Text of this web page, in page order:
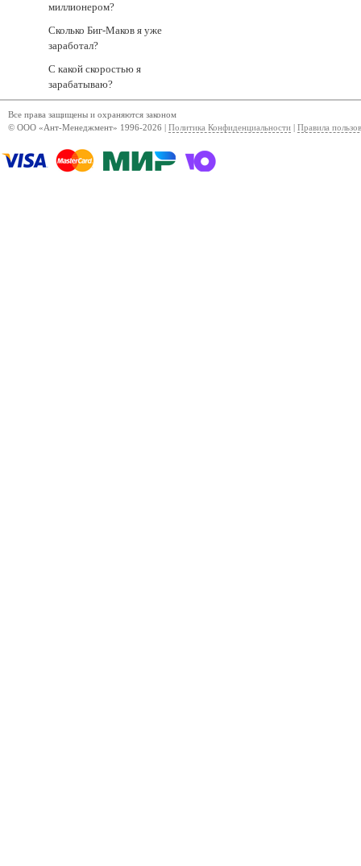
миллионером?
Сколько Биг-Маков я уже
заработал?
С какой скоростью я
зарабатываю?
Все права защищены и охраняются законом
© ООО «Ант-Менеджмент» 1996-2026 | Политика Конфиденциальности Правила